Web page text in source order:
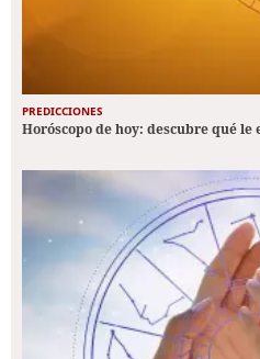
PREDICCIONES
Horóscopo de hoy: descubre qué le